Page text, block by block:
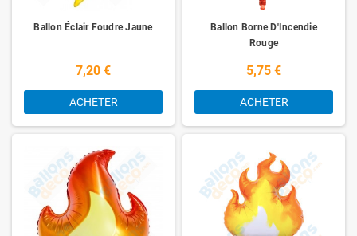
Ballon Éclair Foudre Jaune
7,20 €
ACHETER
Ballon Borne D'Incendie
Rouge
5,75 €
ACHETER